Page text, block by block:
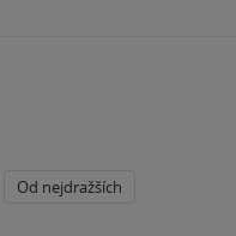
Od nejdražších